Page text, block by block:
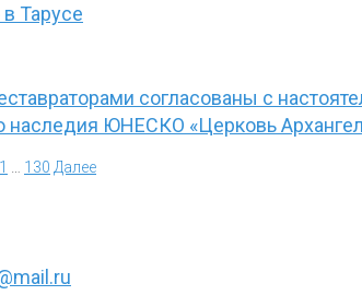
Тарусе
согласованы с
наследия ЮНЕСКО «Церковь
130 Далее